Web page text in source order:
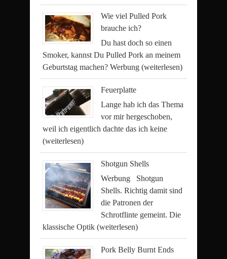
Wie viel Pulled Pork
brauche ich?
Du hast doch so einen
Smoker, kannst Du Pulled Pork an meinem
Geburtstag machen? Werbung (weiterlesen)
Feuerplatte
Lange hab ich das Thema
vor mir hergeschoben,
weil ich eigentlich dachte das ich keine
(weiterlesen)
Shotgun Shells
Werbung Shotgun
Shells. Richtig damit sind
die Patronen der
Schrotflinte gemeint. Die
klassische Optik (weiterlesen)
Pork Belly Burnt Ends